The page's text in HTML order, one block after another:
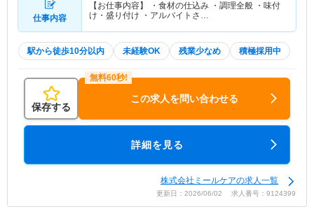
仕事内容
【お仕事内容】 ・食材の仕込み ・調理全般 ・味付
け・盛り付け ・アルバイトさ…
駅から徒歩10分以内 未経験OK 残業少なめ 積極採用中
保存する
この求人を問い合わせる
詳細を見る
株式会社ミールケアの求人一覧
更新日：2026/06/02 求人番号：9124399